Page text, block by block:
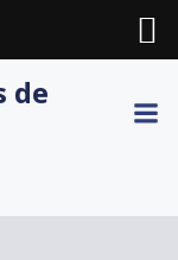
de